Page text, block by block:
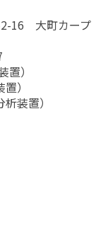
2-16 大町カープ
置）
）
析装置）